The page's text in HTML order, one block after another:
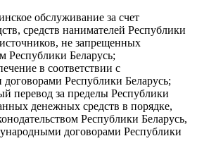
обслуживание за счет
средств нанимателей Республики
не запрещенных
Республики Беларусь;
в соответствии с
Республики Беларусь;
перевод за пределы Республики
денежных средств в порядке,
Республики Беларусь,
договорами Республики